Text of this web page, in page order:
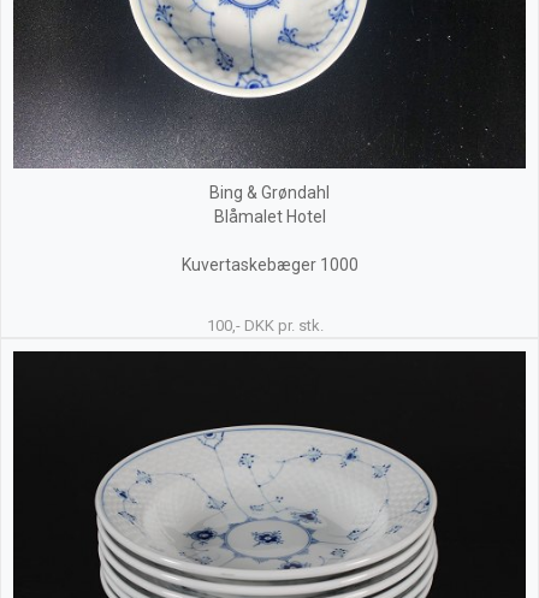
Bing & Grøndahl
Blåmalet Hotel
Kuvertaskebæger 1000
100,- DKK pr. stk.